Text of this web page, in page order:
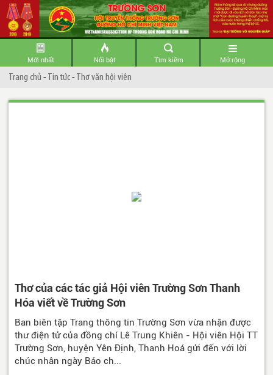
Mới nhất Nổi bật Tìm kiếm Mở rộng
Trang chủ -Tin tức-Thơ văn hội viên
Thơ của các tác giả Hội viên Trường Sơn Thanh
Hóa viết về Trường Sơn
Ban biên tập Trang thông tin Trường Sơn vừa nhận được
thư điện tử của đồng chí Lê Trung Khiên - Hội viên Hội TT
Trường Sơn, huyện Yên Định, Thanh Hoá gửi đến với lời
chúc nhân ngày Báo ch...